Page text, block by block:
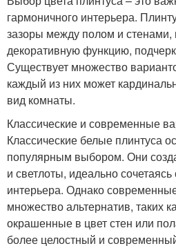
гармоничного интерьера.
зазоры между полом и
декоративную функцию,
Существует множество
каждый из них может
вид комнаты.
Классические и современные
Классические белые плинтуса
популярным выбором. Они
и светлоты, идеально
интерьера. Однако
множество альтернатив, таких
окрашенные в цвет стен или
более целостный и